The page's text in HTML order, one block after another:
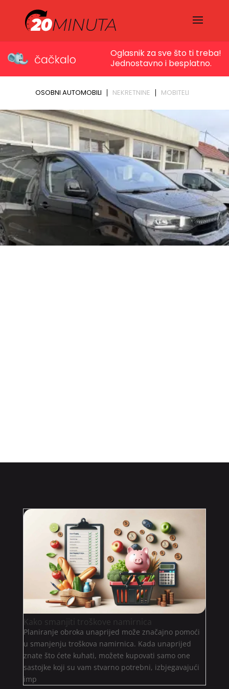
Kako smanjiti troškove namirnica
Planiranje obroka unaprijed može značajno pomoći
u smanjenju troškova namirnica. Kada unaprijed
znate što ćete kuhati, možete kupovati samo one
sastojke koji su vam stvarno potrebni, izbjegavajući
imp